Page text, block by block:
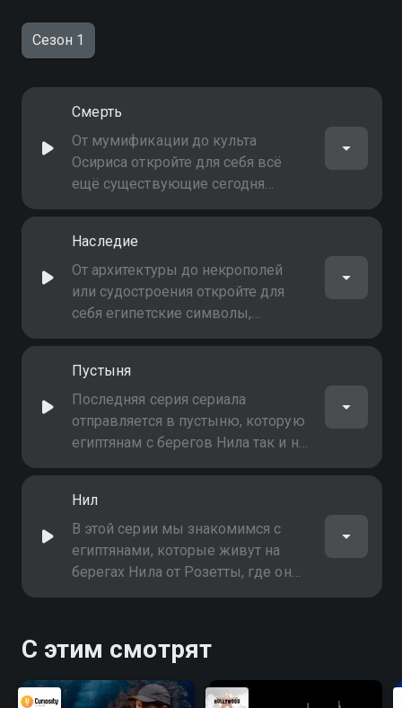
Сезон 1
Смерть
От мумификации до культа
Осириса откройте для себя всё
ещё существующие сегодня
обряды предков, которые
вечной жизнью
Наследие
От архитектуры до некрополей
или судостроения откройте для
себя египетские символы,
которые сохранились на
означают сегодня
Пустыня
Последняя серия сериала
отправляется в пустыню, которую
египтянам с берегов Нила так и не
удалось по-настоящему
сегодня место всех опасностей и
восстаний
Нил
В этой серии мы знакомимся с
египтянами, которые живут на
берегах Нила от Розетты, где он
впадает в Средиземное море, до
своё путешествие по Судану
С этим смотрят